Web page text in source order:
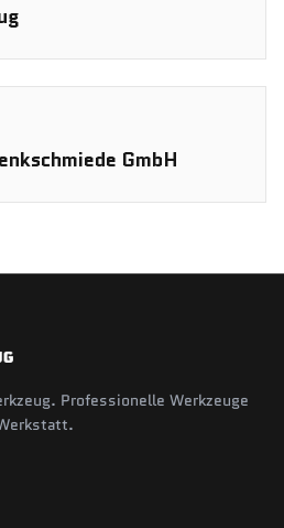
GmbH
Professionelle Werkzeuge